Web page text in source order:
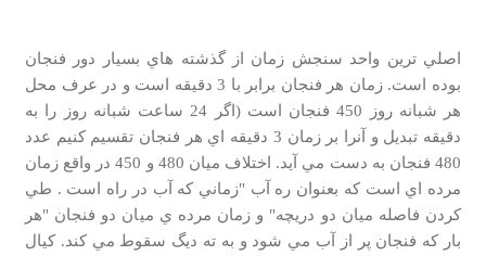
اصلي ترين واحد سنجش زمان از گذشته هاي بسيار دور فنجان
بوده است. زمان هر فنجان برابر با 3 دقيقه است و در عرف محل
هر شبانه روز 450 فنجان است (اگر 24 ساعت شبانه روز را به
دقيقه تبديل و آنرا بر زمان 3 دقيقه اي هر فنجان تقسيم كنيم عدد
480 فنجان به دست مي آيد. اختلاف ميان 480 و 450 در واقع زمان
مرده اي است كه بعنوان ره آب "زماني كه آب در راه است . طي
كردن فاصله ميان دو دريچه" و زمان مرده ي ميان دو فنجان "هر
بار كه فنجان پر از آب مي شود و به ته ديگ سقوط مي كند. كيال